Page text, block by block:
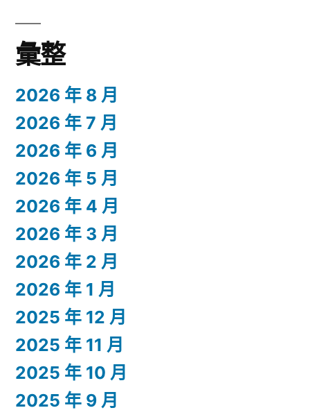
彙整
2026 年 8 月
2026 年 7 月
2026 年 6 月
2026 年 5 月
2026 年 4 月
2026 年 3 月
2026 年 2 月
2026 年 1 月
2025 年 12 月
2025 年 11 月
2025 年 10 月
2025 年 9 月